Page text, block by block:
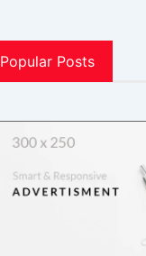
Popular Posts